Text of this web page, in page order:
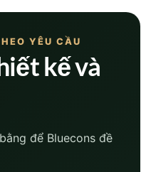
YÊU CẦU
kế và
để Bluecons đề